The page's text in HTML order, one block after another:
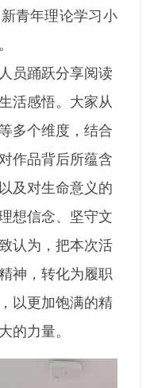
青年理论学习小
踊跃分享阅读
活感悟。大家从
多个维度，结合
作品背后所蕴含
及对生命意义的
想信念、坚守文
认为，把本次活
神，转化为履职
以更加饱满的精
的力量。